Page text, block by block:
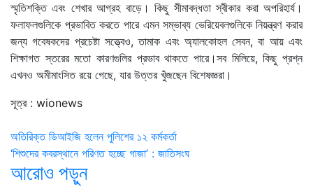
স্মৃতিশক্তি এবং শেখার আগ্রহ বাড়ে। কিছু সীমাবদ্ধতা স্বীকার করা অপরিহার্য।
ফলাফলগুলিকে প্রভাবিত করতে পারে এমন সম্ভাব্য ভেরিয়েবলগুলিকে নিয়ন্ত্রণ করার
জন্য গবেষকদের প্রচেষ্টা সত্ত্বেও, তামাক এবং অ্যালকোহল সেবন, বা আয় এবং
শিক্ষাগত স্তরের মতো কারণগুলির প্রভাব থাকতে পারে।সব মিলিয়ে, কিছু প্রশ্ন
এখনও অমীমাংসিত রয়ে গেছে, যার উত্তর খুঁজছেন বিশেষজ্ঞরা।
সূত্র : wionews
Post
navigation
অতিরিক্ত ডিআইজি হলেন পুলিশের ১২ কর্মকর্তা
‘শিশুদের কবরস্থানে পরিণত হচ্ছে গাজা’ : জাতিসংঘ
আরোও পড়ুন